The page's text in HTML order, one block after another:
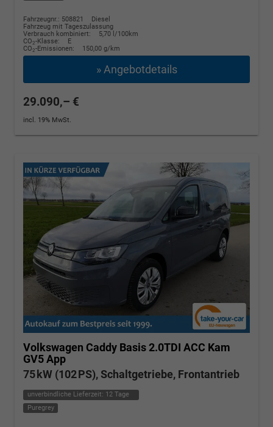
Fahrzeugnr.: 508821
Diesel
Fahrzeug mit Tageszulassung
Verbrauch kombiniert:
5,70 l/100km
CO2-Klasse:
E
CO2-Emissionen: 150,00 g/km
» Angebotdetails
29.090,– €
incl. 19% MwSt.
Volkswagen Caddy Basis 2.0TDI ACC Kam
GV5 App
75 kW (102 PS), Schaltgetriebe, Frontantrieb
unverbindliche Lieferzeit: 12 Tage
Puregrey